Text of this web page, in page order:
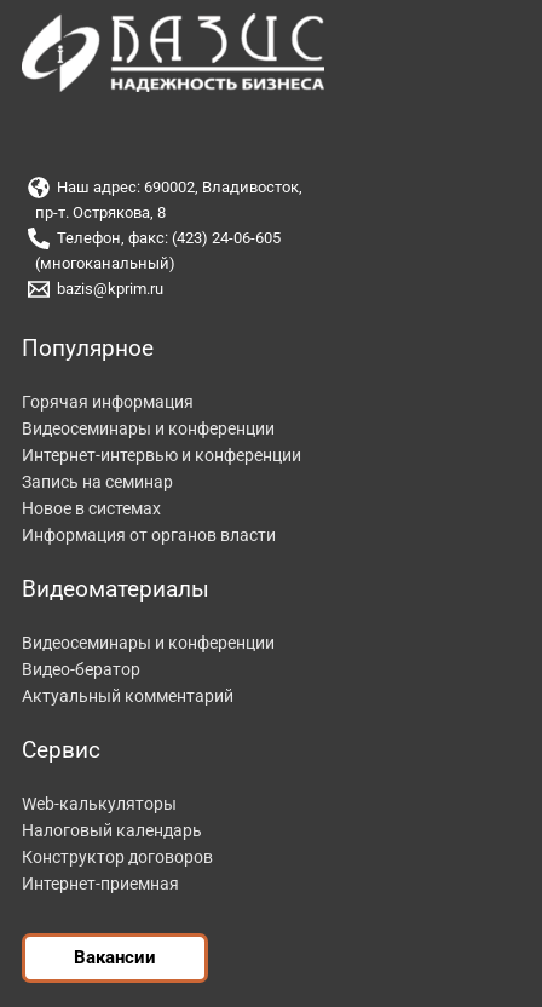
Наш адрес: 690002, Владивосток,
пр-т. Острякова, 8
Телефон, факс: (423) 24-06-605
(многоканальный)
bazis@kprim.ru
Популярное
Горячая информация
Видеосеминары и конференции
Интернет-интервью и конференции
Запись на семинар
Новое в системах
Информация от органов власти
Видеоматериалы
Видеосеминары и конференции
Видео-бератор
Актуальный комментарий
Сервис
Web-калькуляторы
Налоговый календарь
Конструктор договоров
Интернет-приемная
Вакансии